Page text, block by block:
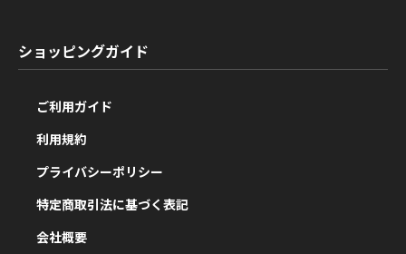
ショッピングガイド
ご利用ガイド
利用規約
プライバシーポリシー
特定商取引法に基づく表記
会社概要